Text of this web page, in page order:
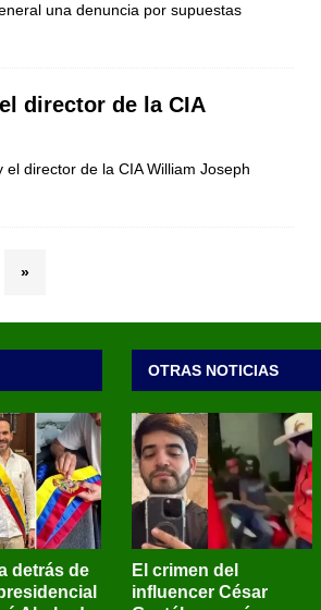
una denuncia por supuestas
director de la CIA
director de la CIA William Joseph
»
detrás de
OTRAS NOTICIAS
El crimen del
influencer César